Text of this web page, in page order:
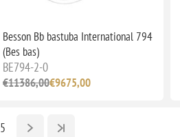
Besson Bb bastuba International 794
(Bes bas)
BE794-2-0
€11386,00€9675,00
5